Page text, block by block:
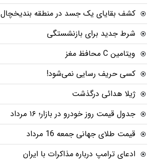
کشف بقایای یک جسد در منطقه بندیخچال
شرط جدید برای بازنشستگی
ویتامین C محافظ مغز
کسی حریف رسایی نمی‌شود!
ژیلا هدائی درگذشت
جدول قیمت روز خودرو در بازار؛ ۱۶ مرداد
قیمت طلای جهانی جمعه 16 مرداد
ادعای ترامپ درباره مذاکرات با ایران